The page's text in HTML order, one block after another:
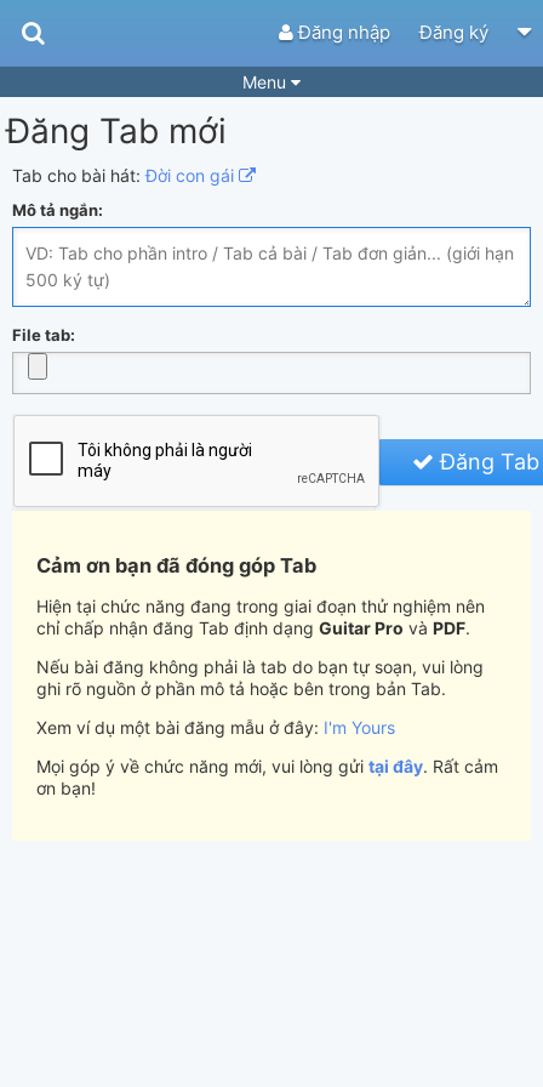
Đăng nhập Đăng ký
Menu
Bài hát
Playlist
Điệu bài hát
Tìm theo hợp âm Tải ứng dụng
Tắt quảng cáo
Đăng Tab mới
Tab cho bài hát:Đời con gái
Mô tả ngắn:
File tab:
Đăng
Cảm ơn bạn đã đóng góp Tab
Hiện tại chức năng đang trong giai đoạn thử nghiệm nên
chỉ chấp nhận đăng Tab định dạng Guitar Pro và PDF.
Nếu bài đăng không phải là tab do bạn tự soạn, vui lòng
ghi rõ nguồn ở phần mô tả hoặc bên trong bản Tab.
Xem ví dụ một bài đăng mẫu ở đây: I'm Yours
Mọi góp ý về chức năng mới, vui lòng gửi tại đây. Rất cảm
ơn bạn!